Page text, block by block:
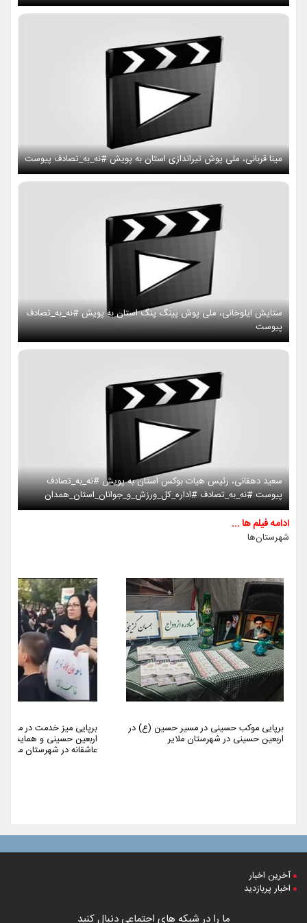
مینا قربانی، ملی پوش تیراندازی استان به پویش #نه_به_تصادف پیوست
ستایش ایلوخانی، ملی پوش پینگ پنگ استان به پویش #نه_به_تصادف
پیوست
سعید دهقانی، رئیس هیات بوکس استان به پویش #نه_به_تصادف
پیوست #نه_به_تصادف #اداره_کل_ورزش_و_جوانان_استان_همدان
ادامه فیلم ها ...
شهرستان‌ها
برپایی موکب حسینی در مسیر حسین (ع) در
اربعین حسینی در شهرستان ملایر
برپایی میز خدمت در مراسم
اربعین حسینی و همایش
عاشقانه در شهرستان ملایر
آخرین اخبار
اخبار پربازدید
ما را در شبکه های اجتماعی دنبال کنید